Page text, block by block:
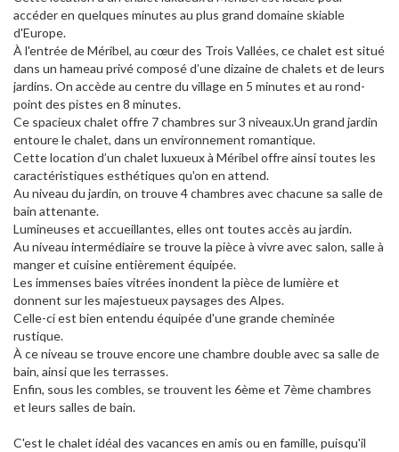
accéder en quelques minutes au plus grand domaine skiable
d'Europe.
À l'entrée de Méribel, au cœur des Trois Vallées, ce chalet est situé
dans un hameau privé composé d’une dizaine de chalets et de leurs
jardins. On accède au centre du village en 5 minutes et au rond-
point des pistes en 8 minutes.
Ce spacieux chalet offre 7 chambres sur 3 niveaux.Un grand jardin
entoure le chalet, dans un environnement romantique.
Cette location d’un chalet luxueux à Méribel offre ainsi toutes les
caractéristiques esthétiques qu'on en attend.
Au niveau du jardin, on trouve 4 chambres avec chacune sa salle de
bain attenante.
Lumineuses et accueillantes, elles ont toutes accès au jardin.
Au niveau intermédiaire se trouve la pièce à vivre avec salon, salle à
manger et cuisine entièrement équipée.
Les immenses baies vitrées inondent la pièce de lumière et
donnent sur les majestueux paysages des Alpes.
Celle-ci est bien entendu équipée d'une grande cheminée
rustique.
À ce niveau se trouve encore une chambre double avec sa salle de
bain, ainsi que les terrasses.
Enfin, sous les combles, se trouvent les 6ème et 7ème chambres
et leurs salles de bain.
C'est le chalet idéal des vacances en amis ou en famille, puisqu'il